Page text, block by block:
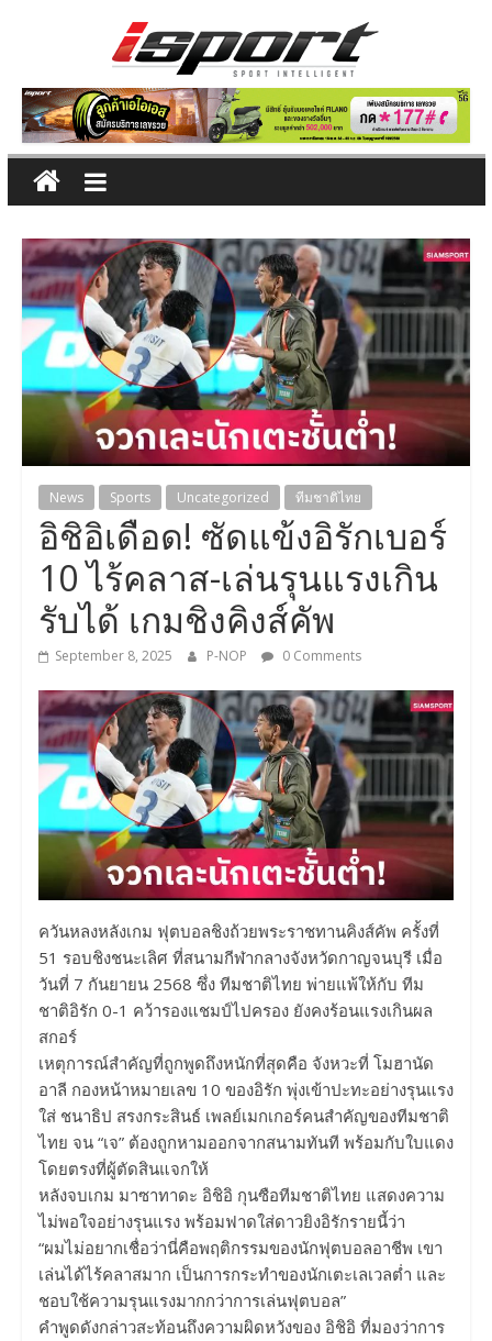
ข่าว
กีฬา
News Sports Uncategorized ทีมชาติไทย
อิชิอิเดือด! ซัดแข้งอิรักเบอร์
10 ไร้คลาส-เล่นรุนแรงเกิน
รับได้ เกมชิงคิงส์คัพ
September 8, 2025 P-NOP 0 Comments
ควันหลงหลังเกม ฟุตบอลชิงถ้วยพระราชทานคิงส์คัพ ครั้งที่
51 รอบชิงชนะเลิศ ที่สนามกีฬากลางจังหวัดกาญจนบุรี เมื่อ
วันที่ 7 กันยายน 2568 ซึ่ง ทีมชาติไทย พ่ายแพ้ให้กับ ทีม
ชาติอิรัก 0-1 คว้ารองแชมป์ไปครอง ยังคงร้อนแรงเกินผล
สกอร์
เหตุการณ์สำคัญที่ถูกพูดถึงหนักที่สุดคือ จังหวะที่ โมฮานัด
อาลี กองหน้าหมายเลข 10 ของอิรัก พุ่งเข้าปะทะอย่างรุนแรง
ใส่ ชนาธิป สรงกระสินธ์ เพลย์เมกเกอร์คนสำคัญของทีมชาติ
ไทย จน “เจ” ต้องถูกหามออกจากสนามทันที พร้อมกับใบแดง
โดยตรงที่ผู้ตัดสินแจกให้
หลังจบเกม มาซาทาดะ อิชิอิ กุนซือทีมชาติไทย แสดงความ
ไม่พอใจอย่างรุนแรง พร้อมฟาดใส่ดาวยิงอิรักรายนี้ว่า
“ผมไม่อยากเชื่อว่านี่คือพฤติกรรมของนักฟุตบอลอาชีพ เขา
เล่นได้ไร้คลาสมาก เป็นการกระทำของนักเตะเลเวลต่ำ และ
ชอบใช้ความรุนแรงมากกว่าการเล่นฟุตบอล”
คำพูดดังกล่าวสะท้อนถึงความผิดหวังของ อิชิอิ ที่มองว่าการ